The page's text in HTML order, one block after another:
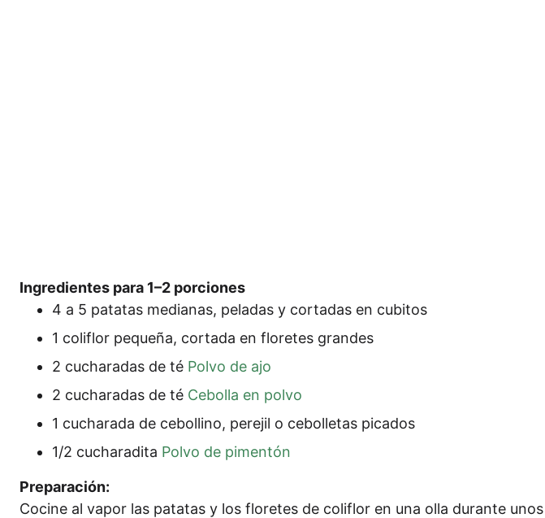
Ingre­di­en­tes para 1–2 porciones
4 a 5 pata­tas media­nas, pela­das y cor­ta­das en cubitos
1 coli­flor peque­ña, cor­ta­da en flo­re­tes grandes
2 cucha­ra­das de té Pol­vo de ajo
2 cucha­ra­das de té Cebol­la en polvo
1 cucha­ra­da de cebol­li­no, pere­jil o cebol­le­tas picados
1/2 cucha­ra­di­ta Pol­vo de pimentón
Pre­pa­ra­ción:
Coci­ne al vapor las pata­tas y los flo­re­tes de coli­flor en una olla duran­te unos